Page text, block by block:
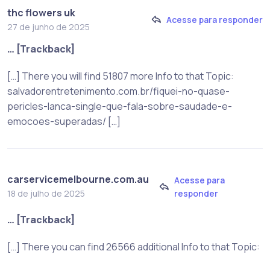
thc flowers uk
27 de junho de 2025
Acesse para responder
… [Trackback]
[…] There you will find 51807 more Info to that Topic:
salvadorentretenimento.com.br/fiquei-no-quase-
pericles-lanca-single-que-fala-sobre-saudade-e-
emocoes-superadas/ […]
carservicemelbourne.com.au
18 de julho de 2025
Acesse para
responder
… [Trackback]
[…] There you can find 26566 additional Info to that Topic: